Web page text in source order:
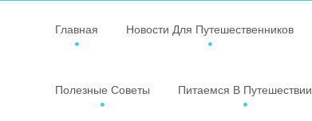
Главная Новости Для Путешественников
Полезные Советы Питаемся В Путешествии